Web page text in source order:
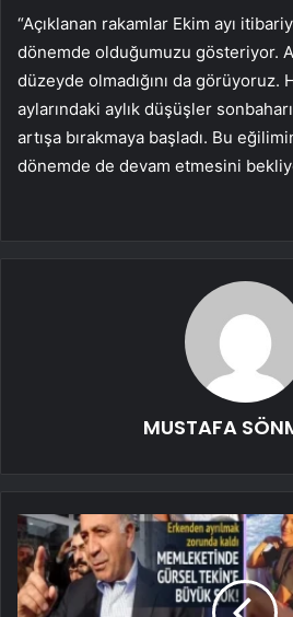
“Açıklanan rakamlar Ekim ayı
dönemde olduğumuzu gösteriyor.
düzeyde olmadığını da görüyoruz.
aylarındaki aylık düşüşler
artışa bırakmaya başladı. Bu
dönemde de devam etmesini
MUSTAFA